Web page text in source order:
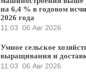
на 6,4 % в годовом
2026 года
11:03 06 Авг 2026
Умное сельское
выращивания и
11:03 06 Авг 2026